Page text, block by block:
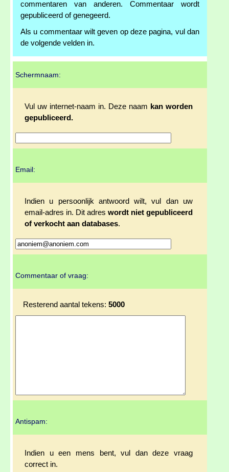
commentaren van anderen. Commentaar wordt
gepubliceerd of genegeerd.
Als u commentaar wilt geven op deze pagina, vul dan
de volgende velden in.
Schermnaam:
Vul uw internet-naam in. Deze naam kan worden
gepubliceerd.
Email:
Indien u persoonlijk antwoord wilt, vul dan uw
email-adres in. Dit adres wordt niet gepubliceerd
of verkocht aan databases.
Commentaar of vraag:
Resterend aantal tekens: 5000
Antispam:
Indien u een mens bent, vul dan deze vraag
correct in.